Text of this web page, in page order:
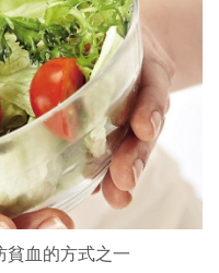
貧血的方式之一